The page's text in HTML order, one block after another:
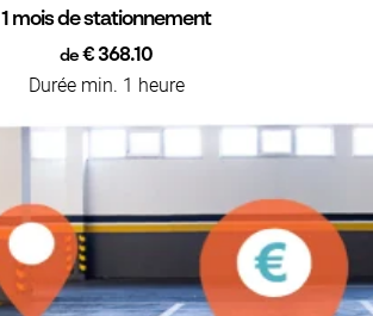
1 mois de stationnement
de€ 368.10
Durée min. 1 heure